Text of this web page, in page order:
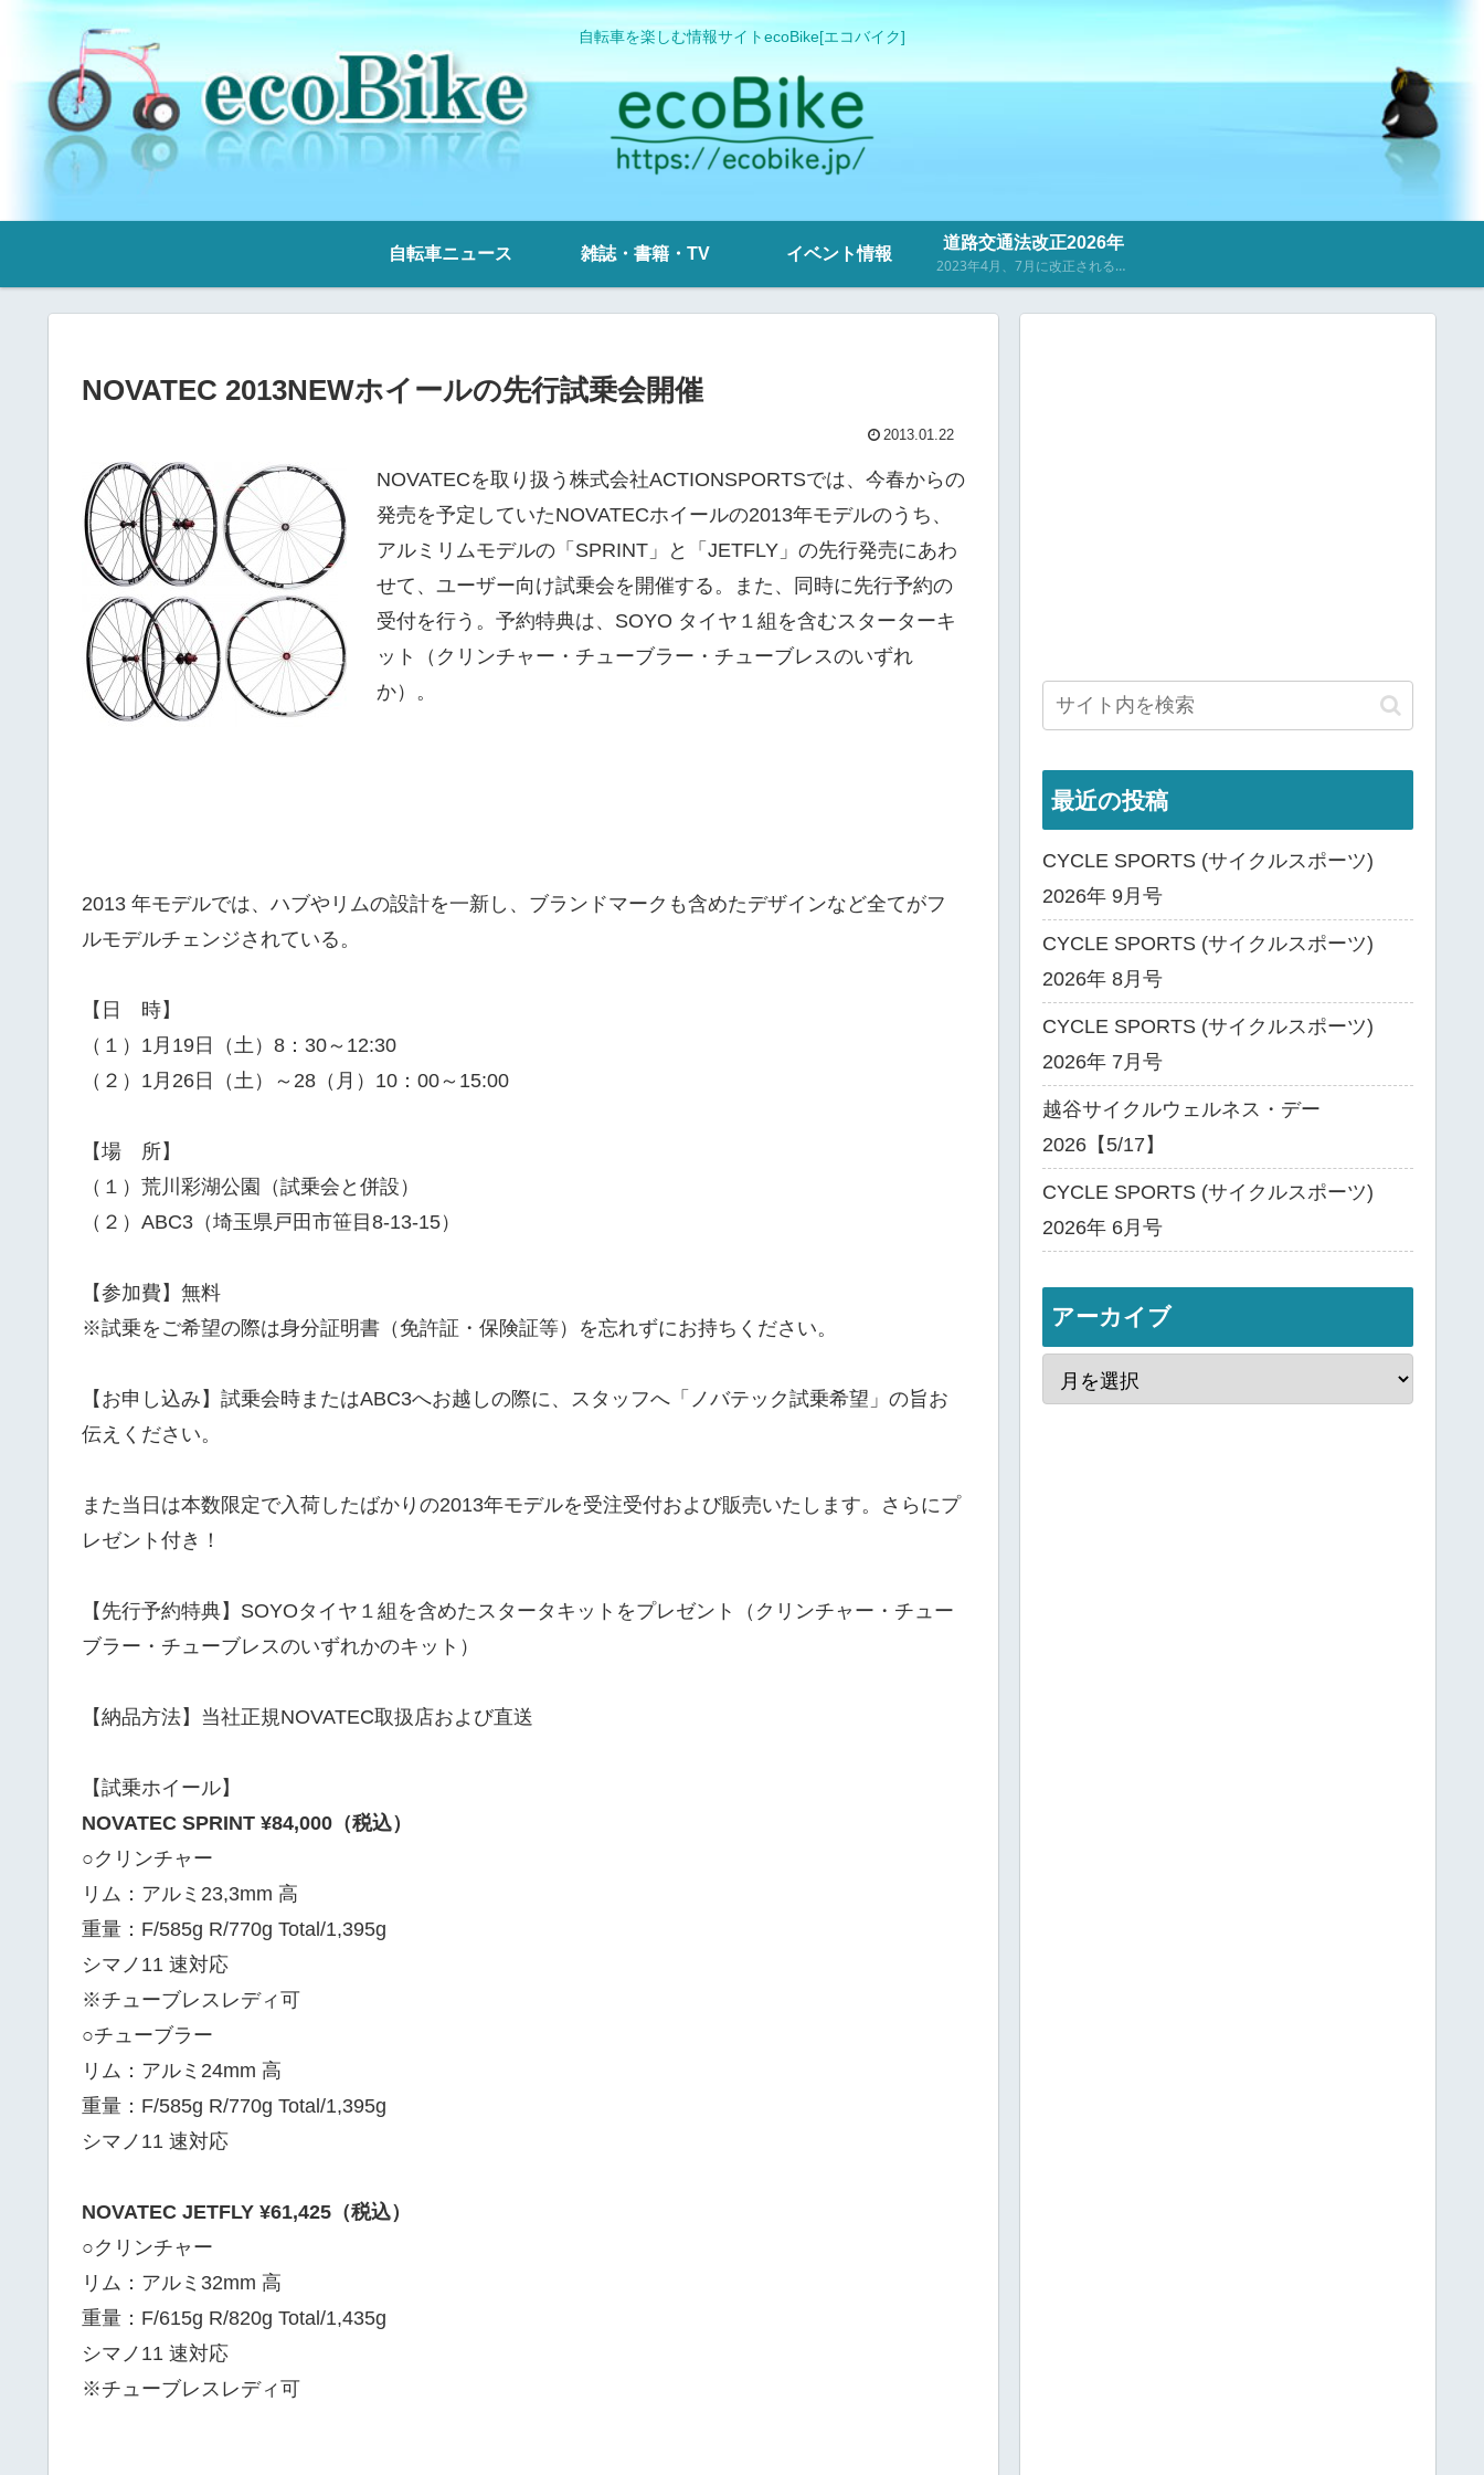
自転車を楽しむ情報サイトecoBike[エコバイク]
自転車ニュース 雑誌・書籍・TV イベント情報
道路交通法改正2026年
2023年4月、7月に改正される道路交通法に関するニュース・記事を掲載しています。
NOVATEC 2013NEWホイールの先行試乗会開催
2013.01.22
NOVATECを取り扱う株式会社ACTIONSPORTSでは、今春からの
発売を予定していたNOVATECホイールの2013年モデルのうち、
アルミリムモデルの「SPRINT」と「JETFLY」の先行発売にあわ
せて、ユーザー向け試乗会を開催する。また、同時に先行予約の
受付を行う。予約特典は、SOYO タイヤ１組を含むスターターキ
ット（クリンチャー・チューブラー・チューブレスのいずれ
か）。
2013 年モデルでは、ハブやリムの設計を一新し、ブランドマークも含めたデザインなど全てがフ
ルモデルチェンジされている。
【日 時】
（１）1月19日（土）8：30～12:30
（２）1月26日（土）～28（月）10：00～15:00
【場 所】
（１）荒川彩湖公園（試乗会と併設）
（２）ABC3（埼玉県戸田市笹目8-13-15）
【参加費】無料
※試乗をご希望の際は身分証明書（免許証・保険証等）を忘れずにお持ちください。
【お申し込み】試乗会時またはABC3へお越しの際に、スタッフへ「ノバテック試乗希望」の旨お
伝えください。
また当日は本数限定で入荷したばかりの2013年モデルを受注受付および販売いたします。さらにプ
レゼント付き！
【先行予約特典】SOYOタイヤ１組を含めたスタータキットをプレゼント（クリンチャー・チュー
ブラー・チューブレスのいずれかのキット）
【納品方法】当社正規NOVATEC取扱店および直送
【試乗ホイール】
NOVATEC SPRINT ¥84,000（税込）
○クリンチャー
リム：アルミ23,3mm 高
重量：F/585g R/770g Total/1,395g
シマノ11 速対応
※チューブレスレディ可
○チューブラー
リム：アルミ24mm 高
重量：F/585g R/770g Total/1,395g
シマノ11 速対応
NOVATEC JETFLY ¥61,425（税込）
○クリンチャー
リム：アルミ32mm 高
重量：F/615g R/820g Total/1,435g
シマノ11 速対応
※チューブレスレディ可
最近の投稿
CYCLE SPORTS (サイクルスポーツ)
2026年 9月号
CYCLE SPORTS (サイクルスポーツ)
2026年 8月号
CYCLE SPORTS (サイクルスポーツ)
2026年 7月号
越谷サイクルウェルネス・デー
2026【5/17】
CYCLE SPORTS (サイクルスポーツ)
2026年 6月号
アーカイブ